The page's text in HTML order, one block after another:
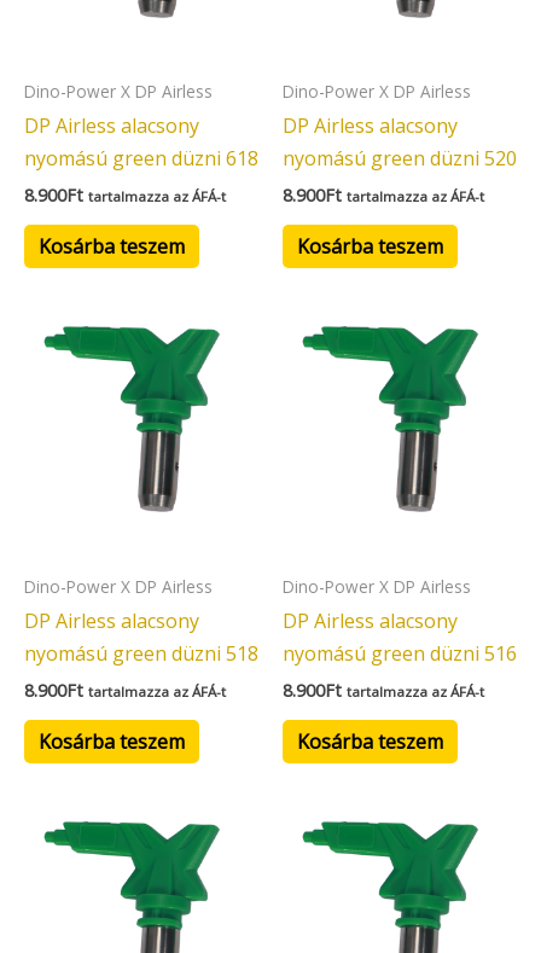
Dino-Power X DP Airless
DP Airless alacsony
nyomású green düzni 618
8.900Ft tartalmazza az ÁFÁ-t
Kosárba teszem
Dino-Power X DP Airless
DP Airless alacsony
nyomású green düzni 520
8.900Ft tartalmazza az ÁFÁ-t
Kosárba teszem
Dino-Power X DP Airless
DP Airless alacsony
nyomású green düzni 518
8.900Ft tartalmazza az ÁFÁ-t
Kosárba teszem
Dino-Power X DP Airless
DP Airless alacsony
nyomású green düzni 516
8.900Ft tartalmazza az ÁFÁ-t
Kosárba teszem